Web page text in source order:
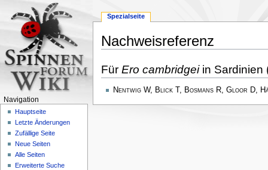
Nachweisreferenz
Navigation
springen
Suche
springen
Für Ero cambridgeiin Sardinien
Nentwig W, Blick T, Bosmans R, Gloor D,
Spezialseite
Navigation
Hauptseite
Letzte Änderungen
Zufällige Seite
Neue Seiten
Alle Seiten
Erweiterte Suche